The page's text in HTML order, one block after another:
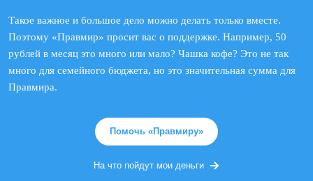
Такое важное и большое дело можно делать только вместе.
Поэтому «Правмир» просит вас о поддержке. Например, 50
рублей в месяц это много или мало? Чашка кофе? Это не так
много для семейного бюджета, но это значительная сумма для
Правмира.
Помочь «Правмиру»
На что пойдут мои деньги